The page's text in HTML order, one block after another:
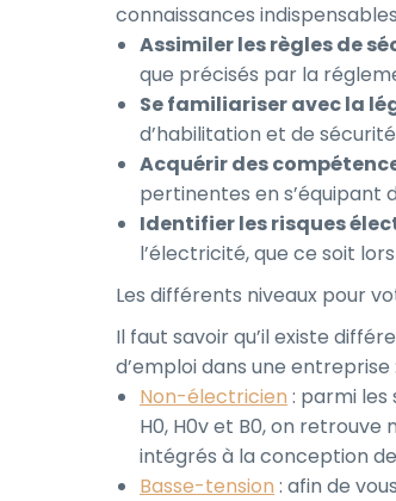
connaissances
Assimiler les règles de
que précisés par la
Se familiariser avec la
d’habilitation et de
Acquérir des
pertinentes en s’équipant
Identifier les risques
l’électricité, que ce soit
Les différents niveaux pour
Il faut savoir qu’il existe
d’emploi dans une entreprise :
Non-électricien : parmi les
H0, H0v et B0, on
intégrés à la conception
Basse-tension : afin de